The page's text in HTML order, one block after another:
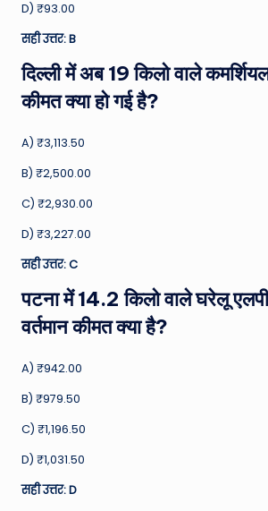
D) ₹93.00
सही उत्तर: B
दिल्ली में अब 19 किलो वाले
कीमत क्या हो गई है?
A) ₹3,113.50
B) ₹2,500.00
C) ₹2,930.00
D) ₹3,227.00
सही उत्तर: C
पटना में 14.2 किलो वाले घरेलू
वर्तमान कीमत क्या है?
A) ₹942.00
B) ₹979.50
C) ₹1,196.50
D) ₹1,031.50
सही उत्तर: D